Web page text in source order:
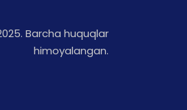
Barcha huquqlar
himoyalangan.